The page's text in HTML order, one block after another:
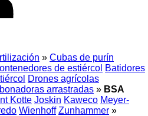
» Cubas de purín
de estiércol Batidores
Drones agrícolas
arrastradas » BSA
Kotte Joskin Kaweco Meyer-
Wienhoff Zunhammer »